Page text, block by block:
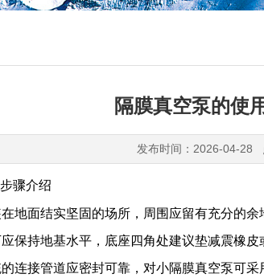
隔膜真空泵的使
发布时间：2026-04-28
骤介绍
地面结实坚固的场所，周围应留有充分的余
保持地基水平，底座四角处建议垫减震橡
连接管道应密封可靠，对小隔膜真空泵可